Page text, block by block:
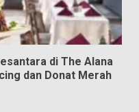
di The Alana
dan Donat Merah